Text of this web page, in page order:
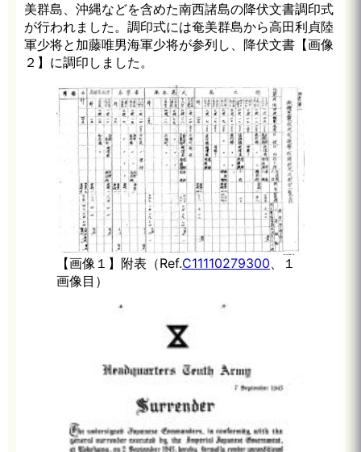
美群島、沖縄などを含めた南西諸島の降伏文書調印式
が行われました。調印式には奄美群島から高田利貞陸
軍少将と加藤唯男海軍少将が参列し、降伏文書【画像
２】に調印しました。
【画像１】附表（Ref.C11110279300、１
画像目）